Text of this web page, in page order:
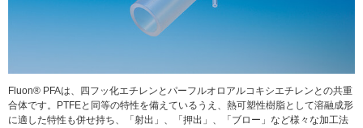
Fluon® PFAは、四フッ化エチレンとパーフルオロアルコキシエチレンとの共重
合体です。PTFEと同等の特性を備えているうえ、熱可塑性樹脂として溶融成形
に適した特性も併せ持ち、「射出」、「押出」、「ブロー」など様々な加工法